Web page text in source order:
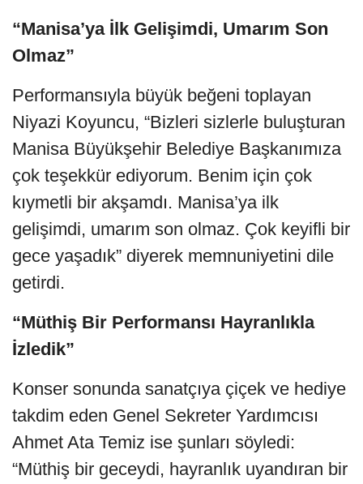
“Manisa’ya İlk Gelişimdi, Umarım Son
Olmaz”
Performansıyla büyük beğeni toplayan
Niyazi Koyuncu, “Bizleri sizlerle buluşturan
Manisa Büyükşehir Belediye Başkanımıza
çok teşekkür ediyorum. Benim için çok
kıymetli bir akşamdı. Manisa’ya ilk
gelişimdi, umarım son olmaz. Çok keyifli bir
gece yaşadık” diyerek memnuniyetini dile
getirdi.
“Müthiş Bir Performansı Hayranlıkla
İzledik”
Konser sonunda sanatçıya çiçek ve hediye
takdim eden Genel Sekreter Yardımcısı
Ahmet Ata Temiz ise şunları söyledi:
“Müthiş bir geceydi, hayranlık uyandıran bir